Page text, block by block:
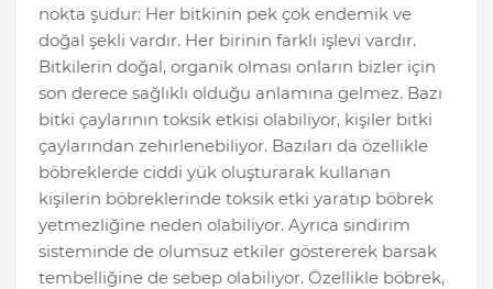
nokta şudur: Her bitkinin pek çok endemik ve
doğal şekli vardır. Her birinin farklı işlevi vardır.
Bitkilerin doğal, organik olması onların bizler için
son derece sağlıklı olduğu anlamına gelmez. Bazı
bitki çaylarının toksik etkisi olabiliyor, kişiler bitki
çaylarından zehirlenebiliyor. Bazıları da özellikle
böbreklerde ciddi yük oluşturarak kullanan
kişilerin böbreklerinde toksik etki yaratıp böbrek
yetmezliğine neden olabiliyor. Ayrıca sindirim
sisteminde de olumsuz etkiler göstererek barsak
tembelliğine de sebep olabiliyor. Özellikle böbrek,